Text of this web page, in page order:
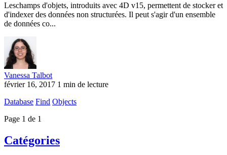
Leschamps d'objets, introduits avec 4D v15, permettent de stocker et
d'indexer des données non structurées. Il peut s'agir d'un ensemble
de données co...
Vanessa Talbot
février 16, 2017 1 min de lecture
Database Find Objects
Page 1 de 1
Catégories